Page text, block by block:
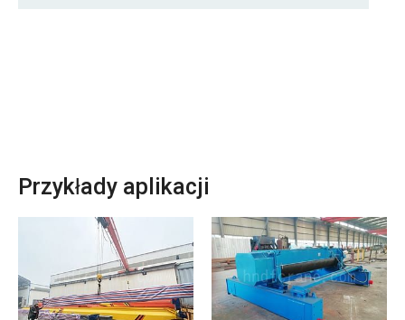
Przykłady aplikacji